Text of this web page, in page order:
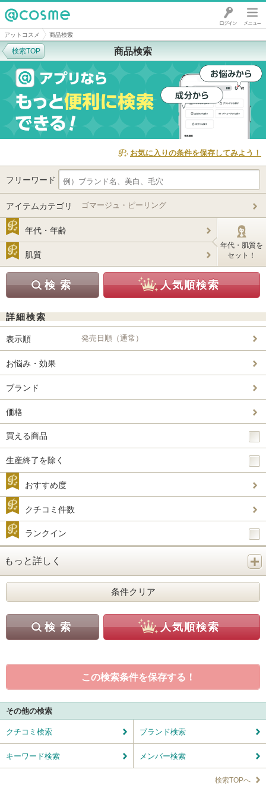
@cosme
アットコスメ 商品検索
商品検索
検索TOP
お気に入りの条件を保存してみよう！
フリーワード
アイテムカテゴリ ゴマージュ・ピーリング
年代・年齢
肌質
年代・肌質を
セット！
詳細検索
表示順 発売日順（通常）
お悩み・効果
ブランド
価格
買える商品
生産終了を除く
おすすめ度
クチコミ件数
ランクイン
もっと詳しく
この検索条件を保存する！
その他の検索
クチコミ検索 ブランド検索
キーワード検索 メンバー検索
検索TOPへ